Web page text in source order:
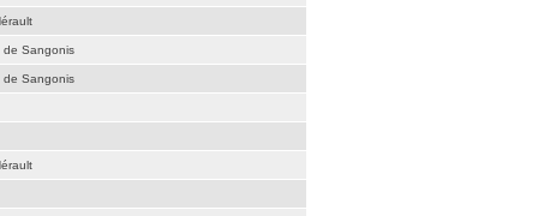
de Sangonis
de Sangonis